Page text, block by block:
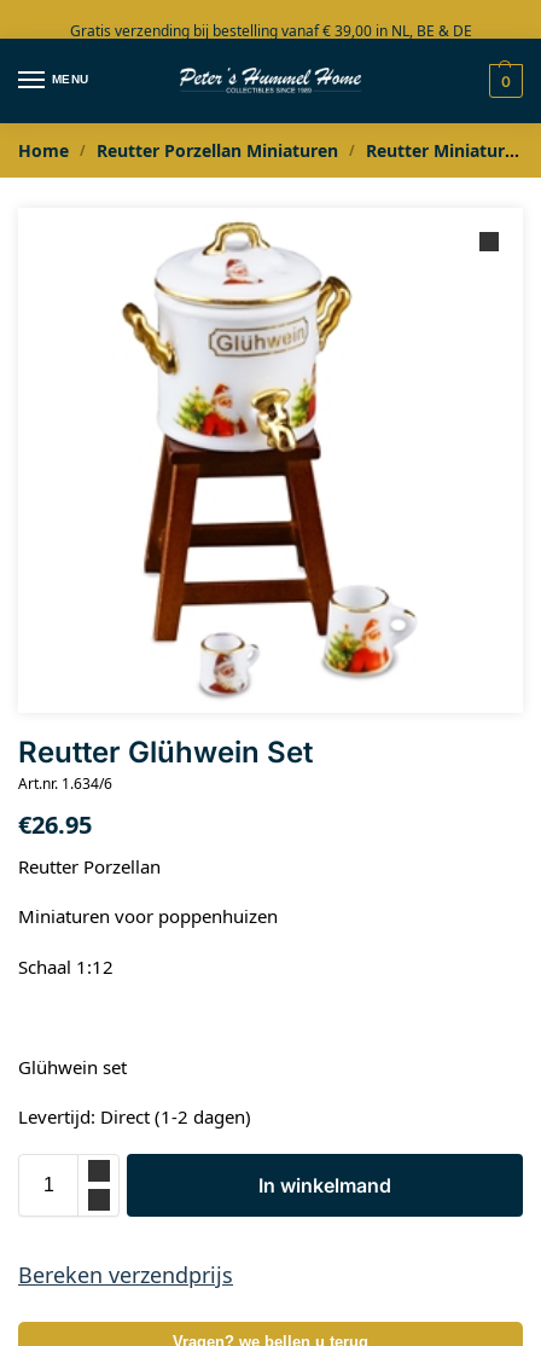
Gratis verzending bij bestelling vanaf € 39,00 in NL, BE & DE
Grote collectie in voorraad
MENU 0
Home / Reutter Porzellan Miniaturen / Reutter Miniaturen Kerstcollectie
Reutter Glühwein Set
Art.nr. 1.634/6
€26.95
Reutter Porzellan
Miniaturen voor poppenhuizen
Schaal 1:12
Glühwein set
Levertijd: Direct (1-2 dagen)
In winkelmand
Bereken verzendprijs
Vragen? we bellen u terug